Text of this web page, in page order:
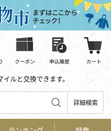
ルと交換できます。
詳細検索